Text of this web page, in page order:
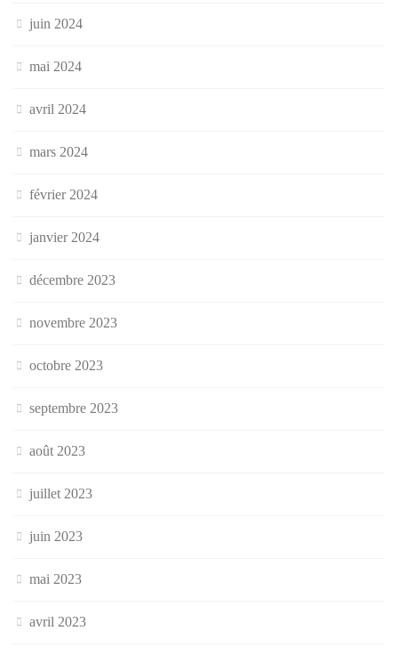
juin 2024
mai 2024
avril 2024
mars 2024
février 2024
janvier 2024
décembre 2023
novembre 2023
octobre 2023
septembre 2023
août 2023
juillet 2023
juin 2023
mai 2023
avril 2023